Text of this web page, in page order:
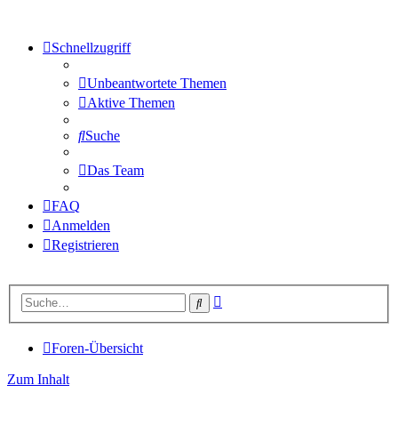
Schnellzugriff
Unbeantwortete Themen
Aktive Themen
Suche
Das Team
FAQ
Anmelden
Registrieren
Suche
Foren-Übersicht
Zum Inhalt